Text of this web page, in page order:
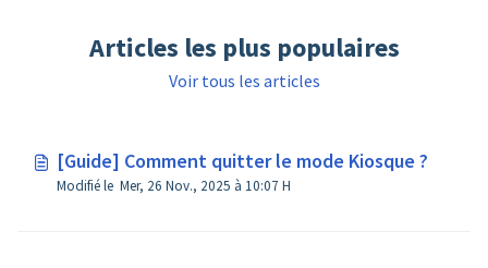
Articles les plus populaires
Voir tous les articles
[Guide] Comment quitter le mode Kiosque ?
Modifié le Mer, 26 Nov., 2025 à 10:07 H